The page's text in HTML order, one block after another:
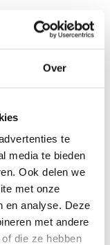
Over
te
media te bieden
Ook delen we
met onze
en analyse. Deze
met andere
die ze hebben
nodig. Zijn
er na van loop van
Je herkent de
uitstraling.